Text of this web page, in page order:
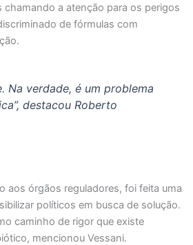
chamando a atenção para os perigos
de fórmulas com
Na verdade, é um problema
destacou Roberto
aos órgãos reguladores, foi feita uma
políticos em busca de solução.
caminho de rigor que existe
mencionou Vessani.